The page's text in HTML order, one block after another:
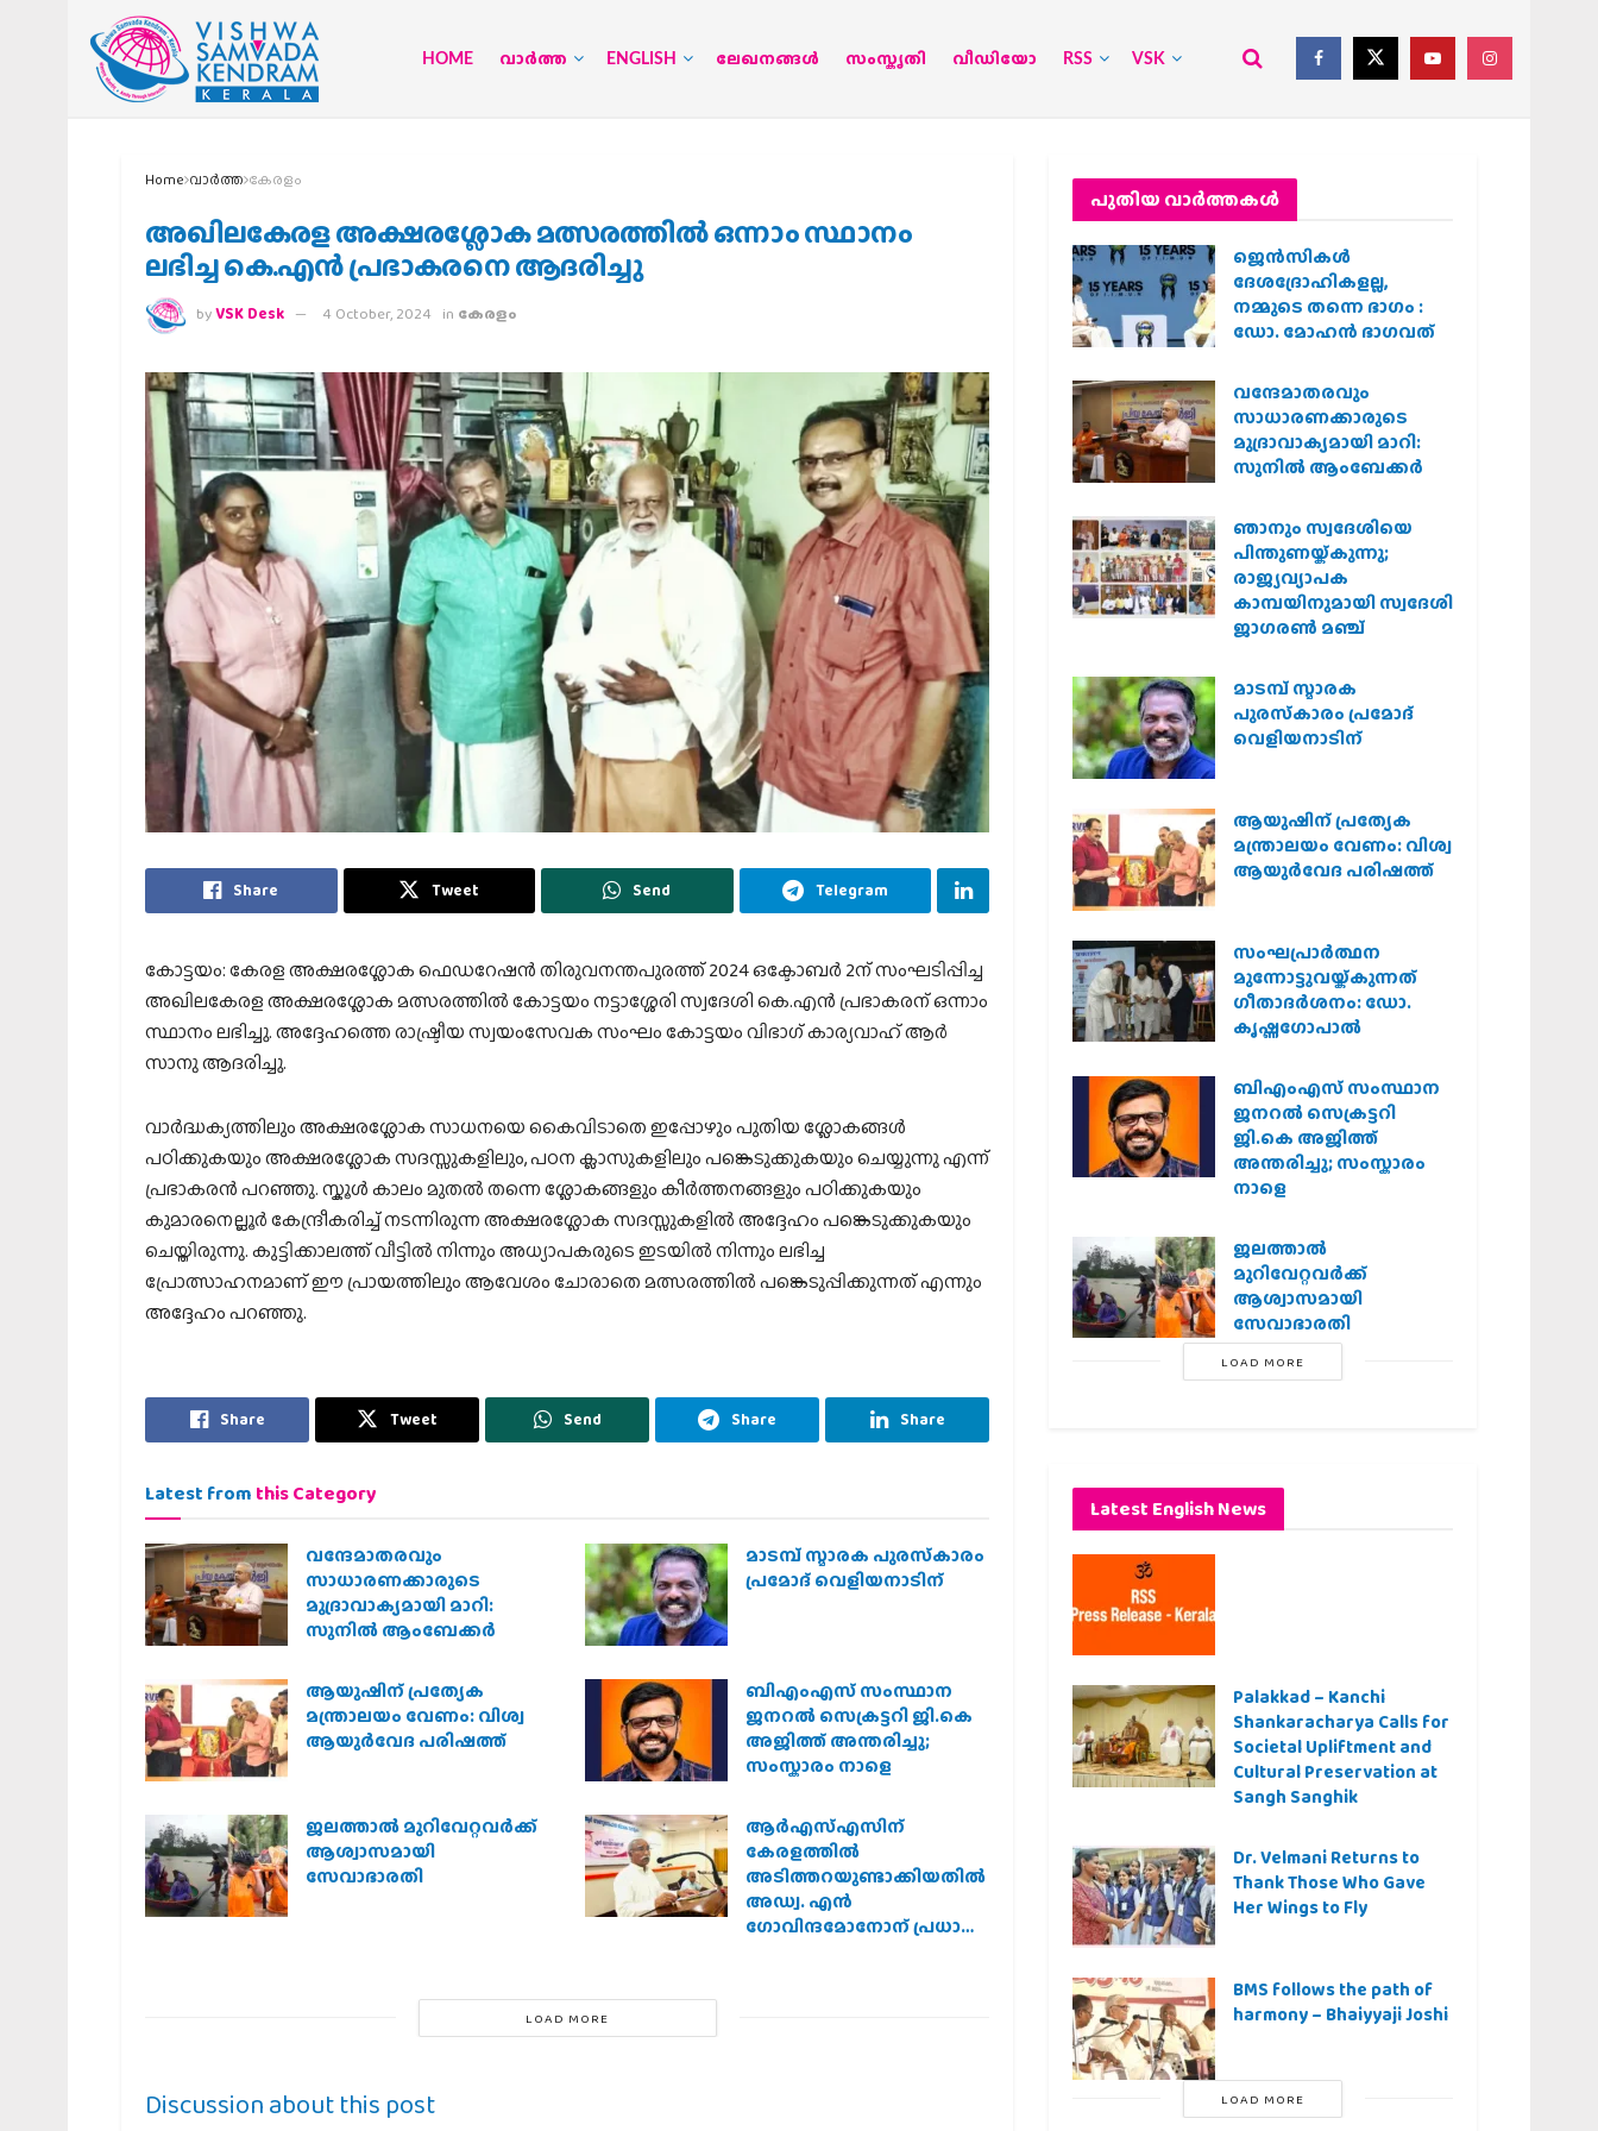
HOME വാര്‍ത്ത ENGLISH ലേഖനങ്ങള്‍ സംസ്കൃതി വീഡിയോ RSS VSK
Home വാര്‍ത്ത കേരളം
അഖിലകേരള അക്ഷരശ്ലോക മത്സരത്തിൽ ഒന്നാം സ്ഥാനം
ലഭിച്ച കെ.എൻ പ്രഭാകരനെ ആദരിച്ചു
byVSK Desk 4 October, 2024 in കേരളം
Share Tweet Send Telegram
കോട്ടയം: കേരള അക്ഷരശ്ലോക ഫെഡറേഷൻ തിരുവനന്തപുരത്ത് 2024 ഒക്ടോബർ 2ന് സംഘടിപ്പിച്ച
അഖിലകേരള അക്ഷരശ്ലോക മത്സരത്തിൽ കോട്ടയം നട്ടാശ്ശേരി സ്വദേശി കെ.എൻ പ്രഭാകരന് ഒന്നാം
സ്ഥാനം ലഭിച്ചു. അദ്ദേഹത്തെ രാഷ്ട്രീയ സ്വയംസേവക സംഘം കോട്ടയം വിഭാഗ് കാര്യവാഹ് ആർ
സാനു ആദരിച്ചു.
വാർദ്ധക്യത്തിലും അക്ഷരശ്ലോക സാധനയെ കൈവിടാതെ ഇപ്പോഴും പുതിയ ശ്ലോകങ്ങൾ
പഠിക്കുകയും അക്ഷരശ്ലോക സദസ്സുകളിലും, പഠന ക്ലാസുകളിലും പങ്കെടുക്കുകയും ചെയ്യുന്നു എന്ന്
പ്രഭാകരൻ പറഞ്ഞു. സ്കൂൾ കാലം മുതൽ തന്നെ ശ്ലോകങ്ങളും കീർത്തനങ്ങളും പഠിക്കുകയും
കുമാരനെല്ലൂർ കേന്ദ്രീകരിച്ച് നടന്നിരുന്ന അക്ഷരശ്ലോക സദസ്സുകളിൽ അദ്ദേഹം പങ്കെടുക്കുകയും
ചെയ്തിരുന്നു. കുട്ടിക്കാലത്ത് വീട്ടിൽ നിന്നും അധ്യാപകരുടെ ഇടയിൽ നിന്നും ലഭിച്ച
പ്രോത്സാഹനമാണ് ഈ പ്രായത്തിലും ആവേശം ചോരാതെ മത്സരത്തിൽ പങ്കെടുപ്പിക്കുന്നത് എന്നും
അദ്ദേഹം പറഞ്ഞു.
Share Tweet Send Share Share
Latest from this Category
വന്ദേമാതരവും
സാധാരണക്കാരുടെ
മുദ്രാവാക്യമായി മാറി:
സുനിൽ ആംബേക്കർ
മാടമ്പ് സ്മാരക പുരസ്‌കാരം
പ്രമോദ് വെളിയനാടിന്
ആയുഷിന് പ്രത്യേക
മന്ത്രാലയം വേണം: വിശ്വ
ആയുര്‍വേദ പരിഷത്ത്
ബിഎംഎസ് സംസ്ഥാന
ജനറൽ സെക്രട്ടറി ജി.കെ
അജിത്ത് അന്തരിച്ചു;
സംസ്കാരം നാളെ
ജലത്താല്‍ മുറിവേറ്റവര്‍ക്ക്
ആശ്വാസമായി
സേവാഭാരതി
ആര്‍എസ്എസിന്
കേരളത്തില്‍
അടിത്തറയുണ്ടാക്കിയതില്‍
അഡ്വ. എന്‍
ഗോവിന്ദമോനോന് പ്രധാന
LOAD MORE
Discussion about this post
പുതിയ വാര്‍ത്തകള്‍
ജെന്‍സികള്‍
ദേശദ്രോഹികളല്ല,
നമ്മുടെ തന്നെ ഭാഗം :
ഡോ. മോഹന്‍ ഭാഗവത്
വന്ദേമാതരവും
സാധാരണക്കാരുടെ
മുദ്രാവാക്യമായി മാറി:
സുനിൽ ആംബേക്കർ
ഞാനും സ്വദേശിയെ
പിന്തുണയ്ക്കുന്നു;
രാജ്യവ്യാപക
കാമ്പയിനുമായി സ്വദേശി
ജാഗരണ്‍ മഞ്ച്
മാടമ്പ് സ്മാരക
പുരസ്‌കാരം പ്രമോദ്
വെളിയനാടിന്
ആയുഷിന് പ്രത്യേക
മന്ത്രാലയം വേണം: വിശ്വ
ആയുര്‍വേദ പരിഷത്ത്
സംഘപ്രാര്‍ത്ഥന
മുന്നോട്ടുവയ്ക്കുന്നത്
ഗീതാദര്‍ശനം: ഡോ.
കൃഷ്ണഗോപാല്‍
ബിഎംഎസ് സംസ്ഥാന
ജനറൽ സെക്രട്ടറി
ജി.കെ അജിത്ത്
അന്തരിച്ചു; സംസ്കാരം
നാളെ
ജലത്താല്‍
മുറിവേറ്റവര്‍ക്ക്
ആശ്വാസമായി
സേവാഭാരതി
LOAD MORE
Latest English News
Palakkad – Kanchi
Shankaracharya Calls for
Societal Upliftment and
Cultural Preservation at
Sangh Sanghik
Dr. Velmani Returns to
Thank Those Who Gave
Her Wings to Fly
BMS follows the path of
harmony – Bhaiyyaji Joshi
LOAD MORE